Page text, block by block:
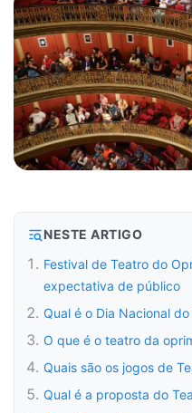
NESTE ARTIGO
Festival de Teatro do
expectativa de público
Qual é o Dia Nacional
O que é o teatro da
Quais são os jogos de
Qual é a proposta do